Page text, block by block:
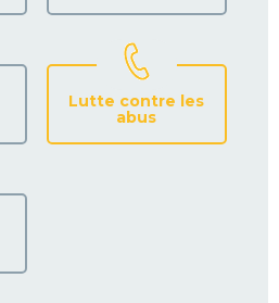
Lutte contre les
abus